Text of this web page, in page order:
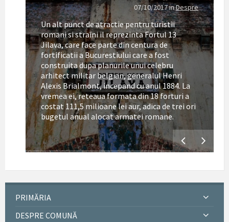
07/10/2017inDespre
Un alt punct de atractie pentru turistii
romani si straini il reprezinta Fortul 13
Jilava, care face parte din centura de
fortificatii a Bucurestiului care a fost
construita dupa planurile unui celebru
arhitect militar belgian, generalul Henri
Alexis Brialmont, incepand cu anul 1884. La
vremea ei, reteaua formata din 18 forturi a
costat 111,5 milioane lei aur, adica de trei ori
bugetul anual alocat armatei romane.
PRIMĂRIA
DESPRE COMUNĂ